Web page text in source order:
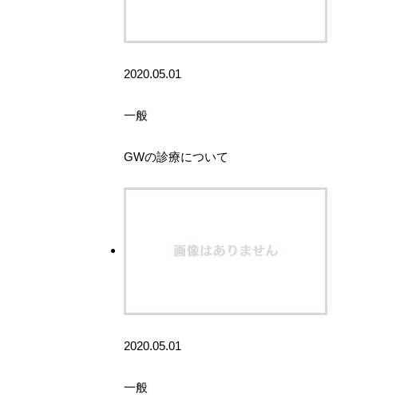
2020.05.01
一般
GWの診療について
2020.05.01
一般